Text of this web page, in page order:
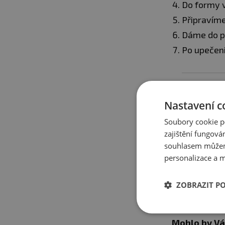
Do formy
Dáme do
Po
glykemický
projímavě.
Mohlo by
Nastavení
Soubory cookie
zajištění
souhlasem
personalizace a
ZOBRAZIT